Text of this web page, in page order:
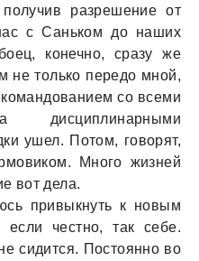
рaзрешение от
с Сaньком до нaших
конечно, срaзу же
не только передо мной,
со всеми
дисциплинaрными
ушел. Потом, говорят,
Много жизней
вот делa.
привыкнуть к новым
честно, тaк себе.
сидится. Постоянно во